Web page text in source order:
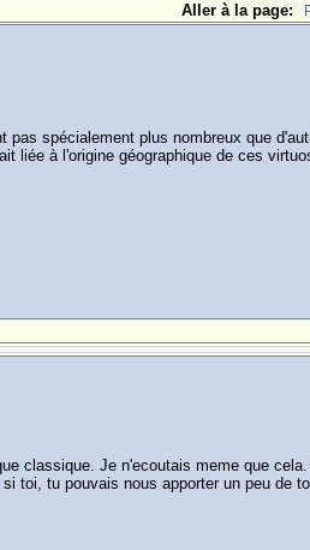
Aller à la page:
spécialement plus nombreux que
liée à l'origine géographique de ces
classique. Je n'ecoutais meme que
toi, tu pouvais nous apporter un peu de